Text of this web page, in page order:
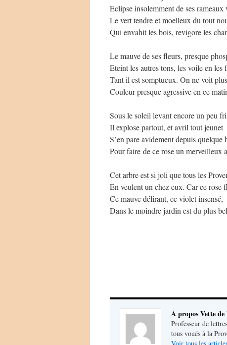
Eclipse insolemment de ses rameaux
Le vert tendre et moelleux du tout
Qui envahit les bois, revigore les
Le mauve de ses fleurs, presque
Eteint les autres tons, les voile en les
Tant il est somptueux. On ne voit
Couleur presque agressive en ce
Sous le soleil levant encore un peu
Il explose partout, et avril tout jeunet
S’en pare avidement depuis quelque
Pour faire de ce rose un merveilleux
Cet arbre est si joli que tous les
En veulent un chez eux. Car ce rose
Ce mauve délirant, ce violet insensé,
Dans le moindre jardin est du plus
A propos Vette de
Professeur de
tous voués à la